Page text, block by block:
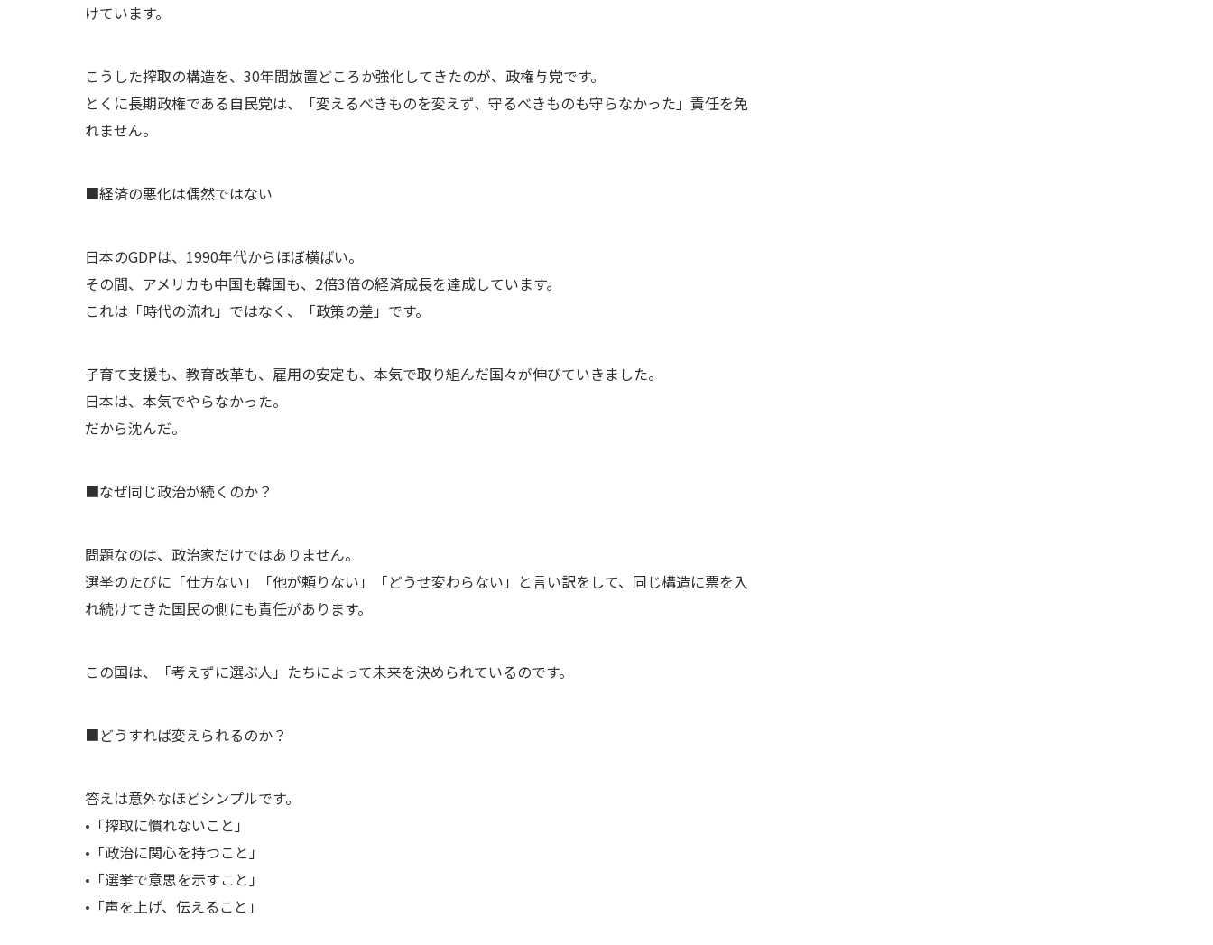
けています。
こうした搾取の構造を、30年間放置どころか強化してきたのが、政権与党です。
とくに長期政権である自民党は、「変えるべきものを変えず、守るべきものも守らなかった」責任を免
れません。
■経済の悪化は偶然ではない
日本のGDPは、1990年代からほぼ横ばい。
その間、アメリカも中国も韓国も、2倍3倍の経済成長を達成しています。
これは「時代の流れ」ではなく、「政策の差」です。
子育て支援も、教育改革も、雇用の安定も、本気で取り組んだ国々が伸びていきました。
日本は、本気でやらなかった。
だから沈んだ。
■なぜ同じ政治が続くのか？
問題なのは、政治家だけではありません。
選挙のたびに「仕方ない」「他が頼りない」「どうせ変わらない」と言い訳をして、同じ構造に票を入
れ続けてきた国民の側にも責任があります。
この国は、「考えずに選ぶ人」たちによって未来を決められているのです。
■どうすれば変えられるのか？
答えは意外なほどシンプルです。
•「搾取に慣れないこと」
•「政治に関心を持つこと」
•「選挙で意思を示すこと」
•「声を上げ、伝えること」